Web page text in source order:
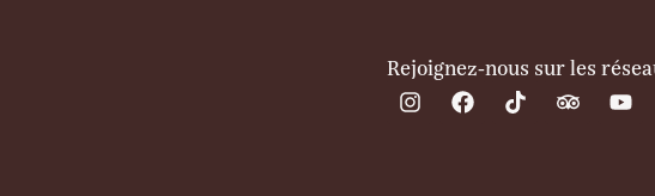
Rejoignez-nous sur les